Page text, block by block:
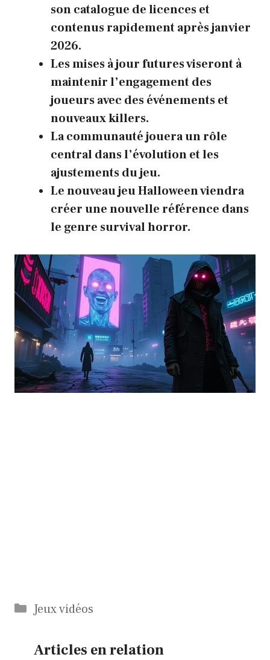
son catalogue de licences et
contenus rapidement après janvier
2026.
Les mises à jour futures viseront à
maintenir l’engagement des
joueurs avec des événements et
nouveaux killers.
La communauté jouera un rôle
central dans l’évolution et les
ajustements du jeu.
Le nouveau jeu Halloween viendra
créer une nouvelle référence dans
le genre survival horror.
Catégories
Jeux vidéos
Articles en relation